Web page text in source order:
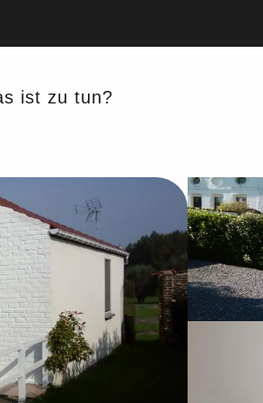
ist zu tun?